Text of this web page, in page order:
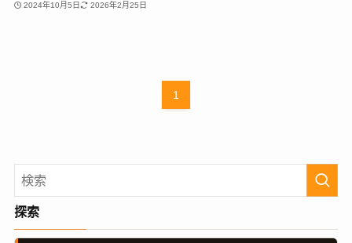
2024年10月5日 2026年2月25日
1
探索